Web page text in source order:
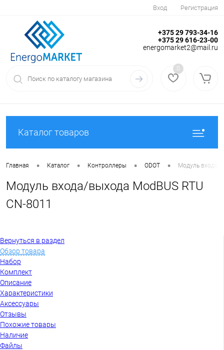
Вход Регистрация
+375 29 793-34-16
+375 29 616-23-00
energomarket2@mail.ru
0
Каталог товаров
Главная • Каталог • Контроллеры • ODOT • Модуль входа/
Модуль входа/выхода ModBUS RTU
CN-8011
Вернуться в раздел
Обзор товара
Набор
Комплект
Описание
Характеристики
Аксессуары
Отзывы
Похожие товары
Наличие
Файлы